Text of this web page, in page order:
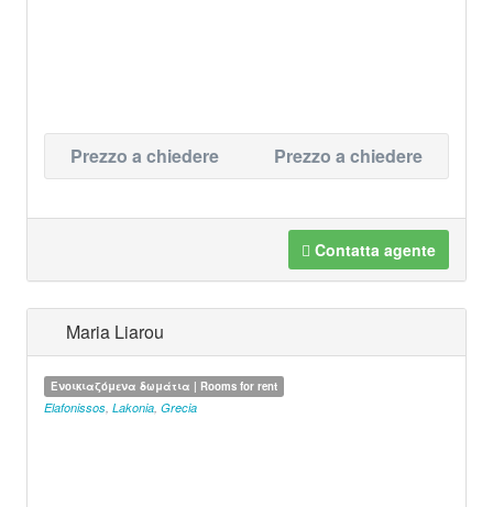
Prezzo a chiedere Prezzo a chiedere
Contatta agente
Maria Liarou
Ενοικιαζόμενα δωμάτια | Rooms for rent
Elafonissos, Lakonia, Grecia